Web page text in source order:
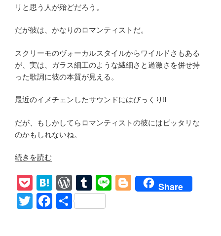
リと思う人が殆どだろう。
だが彼は、かなりのロマンティストだ。
スクリーモのヴォーカルスタイルからワイルドさもある
が、実は、ガラス細工のような繊細さと過激さを併せ持
った歌詞に彼の本質が見える。
最近のイメチェンしたサウンドにはびっくり‼️
だが、もしかしてらロマンティストの彼にはピッタリな
のかもしれないね。
“和
【Mother
Tongue
続きを読む
P
o
ck
H
at
e
W
or
d
T
u
m
Li
Bl
Share
T
F
共